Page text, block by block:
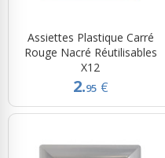
Assiettes Plastique Carré
Rouge Nacré Réutilisables
X12
2.95 €